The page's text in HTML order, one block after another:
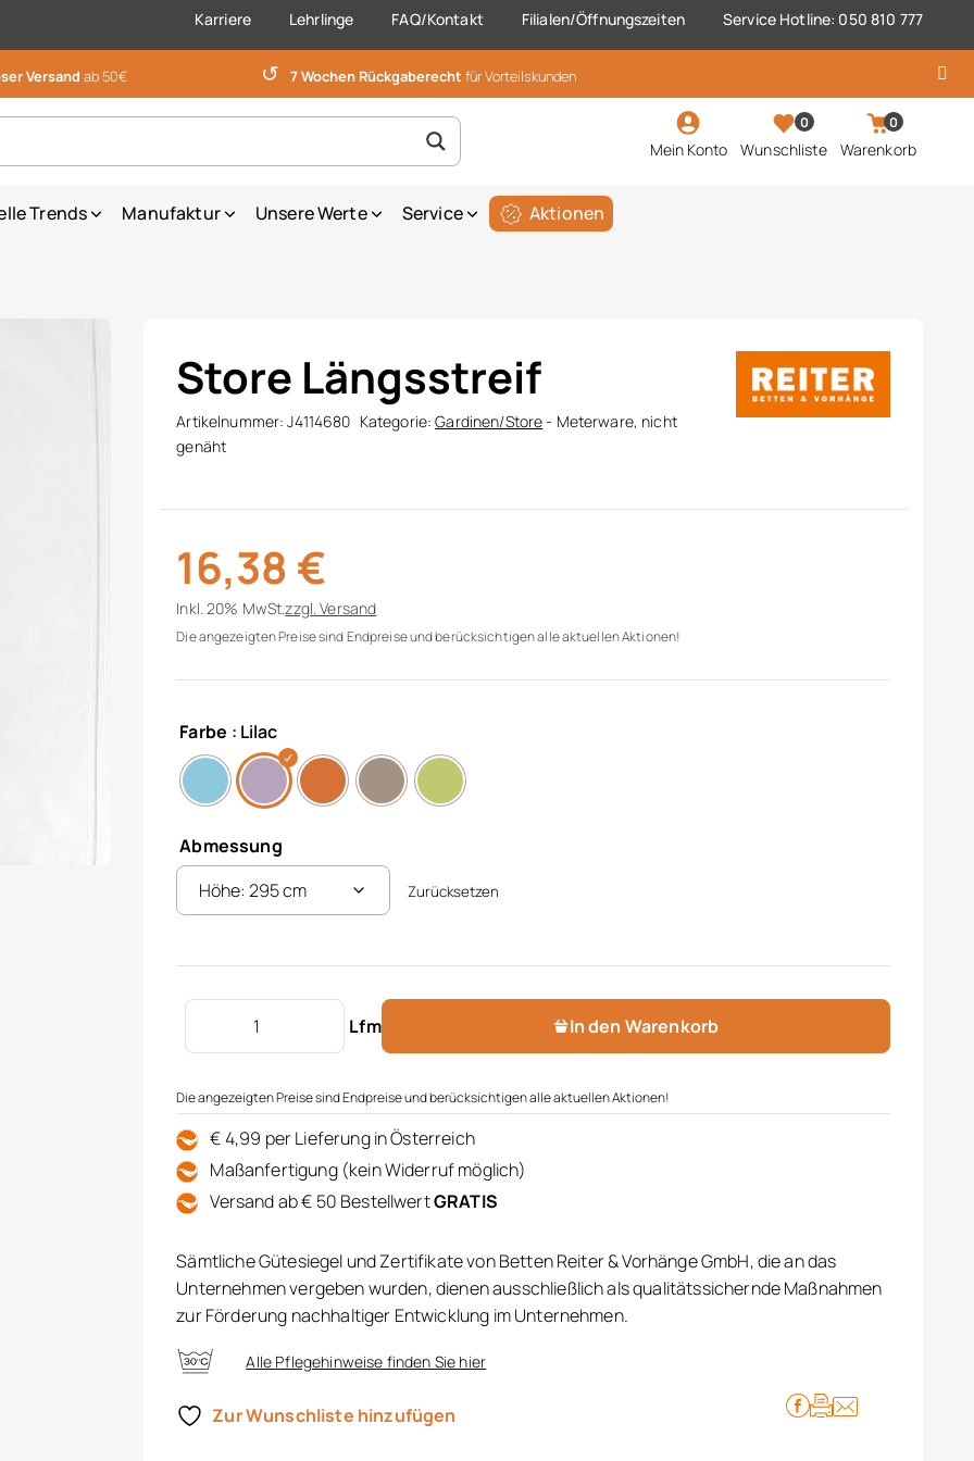
Karriere Lehrlinge FAQ/Kontakt Filialen/Öffnungszeiten Service Hotline: 050 810 777
Versand ab 50€ ↺ 7 Wochen Rückgaberecht für Vorteilskunden
Mein Konto
0
Wunschliste
0
Warenkorb
Trends Manufaktur Unsere Werte Service Aktionen
Store Längsstreif
Artikelnummer:J4114680 Kategorie:Gardinen/Store- Meterware, nicht
genäht
16,38 €
Inkl. 20% MwSt.zzgl.Versand
Die angezeigten Preise sind Endpreise und berücksichtigen alle aktuellen Aktionen!
Farbe : Lilac
Abmessung
Zurücksetzen
Lfm
Store Längsstreif Menge
In den Warenkorb
Die angezeigten Preise sind Endpreise und berücksichtigen alle aktuellen Aktionen!
€ 4,99 per Lieferung in Österreich
Maßanfertigung (kein Widerruf möglich)
Versand ab € 50 BestellwertGRATIS
Sämtliche Gütesiegel und Zertifikate von Betten Reiter & Vorhänge GmbH, die an das
Unternehmen vergeben wurden, dienen ausschließlich als qualitätssichernde Maßnahmen
zur Förderung nachhaltiger Entwicklung im Unternehmen.
Alle Pflegehinweise finden Sie hier
Zur Wunschliste hinzufügen